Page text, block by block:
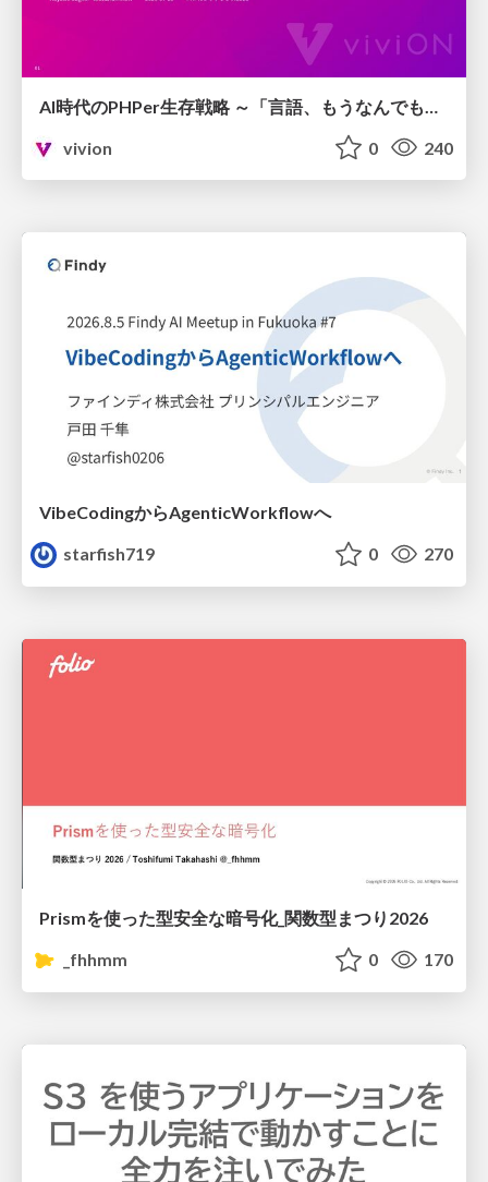
vivion
0 240
VibeCodingからAgenticWorkflowへ
starfish719
0 270
Prismを使った型安全な暗号化_関数型まつり2026
_fhhmm
0 170